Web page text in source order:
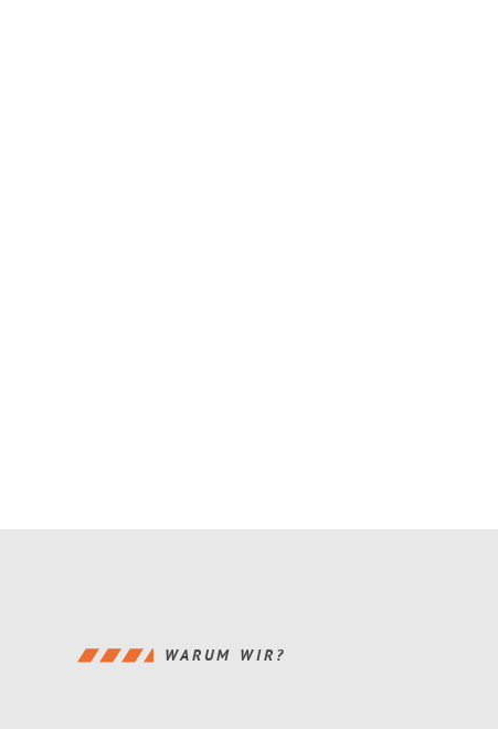
WARUM WIR?